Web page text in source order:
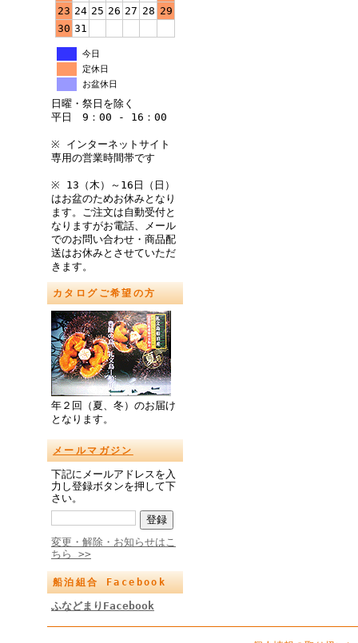
23 24 25 26 27 28 29
30 31
今日
定休日
お盆休日
日曜・祭日を除く
平日 9：00 - 16：00
※ インターネットサイト
専用の営業時間帯です
※ 13（木）～16日（日）
はお盆のためお休みとなり
ます。ご注文は自動受付と
なりますがお電話、メール
でのお問い合わせ・商品配
送はお休みとさせていただ
きます。
カタログご希望の方
年２回（夏、冬）のお届け
となります。
メールマガジン
下記にメールアドレスを入
力し登録ボタンを押して下
さい。
変更・解除・お知らせはこ
ちら >>
船泊組合 Facebook
ふなどまりFacebook